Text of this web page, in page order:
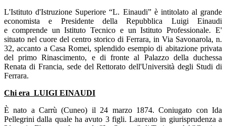
L'Istituto d'Istruzione Superiore “L. Einaudi” è intitolato al grande
economista e Presidente della Repubblica Luigi Einaudi
e comprende un Istituto Tecnico e un Istituto Professionale. E'
situato nel cuore del centro storico di Ferrara, in Via Savonarola, n.
32, accanto a Casa Romei, splendido esempio di abitazione privata
del primo Rinascimento, e di fronte al Palazzo della duchessa
Renata di Francia, sede del Rettorato dell'Università degli Studi di
Ferrara.
Chi era LUIGI EINAUDI
È nato a Carrù (Cuneo) il 24 marzo 1874.Coniugato con Ida
Pellegrini dalla quale ha avuto 3 figli. Laureato in giurisprudenza a